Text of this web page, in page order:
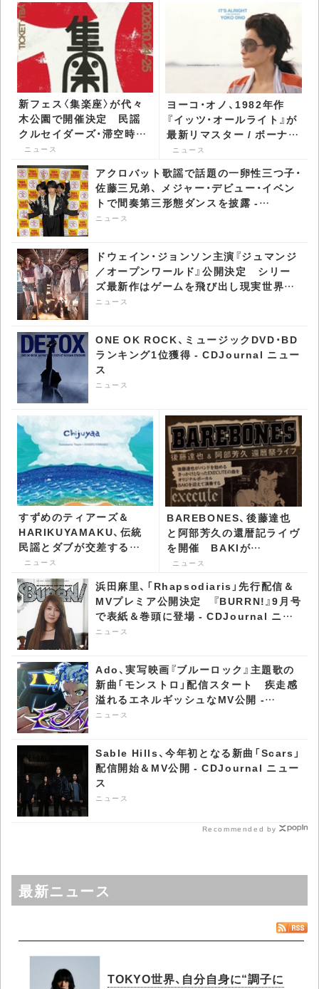
新フェス〈集楽座〉が代々
木公園で開催決定 民謡
クルセイダーズ・滞空時間
ら第1弾出演者が発表 -
CDJournal ニュース
ニュース
ヨーコ・オノ、1982年作
『イッツ・オールライト』が
最新リマスター / ボーナ
ス・トラック付きで再発 -
ニュース
アクロバット歌謡で話題の一卵性三つ子・
佐藤三兄弟、 メジャー・デビュー・イベン
トで間奏第三形態ダンスを披露 -
CDJournal ニュース
ニュース
ドウェイン・ジョンソン主演『ジュマンジ
／オープンワールド』公開決定 シリー
ズ最新作はゲームを飛び出し現実世界へ
- CDJournal ニュース
ニュース
ONE OK ROCK、ミュージックDVD・BD
ランキング1位獲得 - CDJournal ニュー
ス
ニュース
すずめのティアーズ＆
HARIKUYAMAKU、伝統
民謡とダブが交差する
「Chijuyaa」を7インチで
発表 - CDJournal ニュー
ス
ニュース
BAREBONES、後藤達也
と阿部芳久の還暦記ライヴ
を開催 BAKIが
EXECUTE歌う一夜かぎり
ニュース
ニュース
浜田麻里、「Rhapsodiaris」先行配信＆
MVプレミア公開決定 『BURRN!』9月号
で表紙＆巻頭に登場 - CDJournal ニュ
ース
ニュース
Ado、実写映画『ブルーロック』主題歌の
新曲「モンストロ」配信スタート 疾走感
溢れるエネルギッシュなMV公開 -
CDJournal ニュース
ニュース
Sable Hills、今年初となる新曲「Scars」
配信開始＆MV公開 - CDJournal ニュー
ス
ニュース
Recommended by
最新ニュース
TOKYO世界、自分自身に“調子に